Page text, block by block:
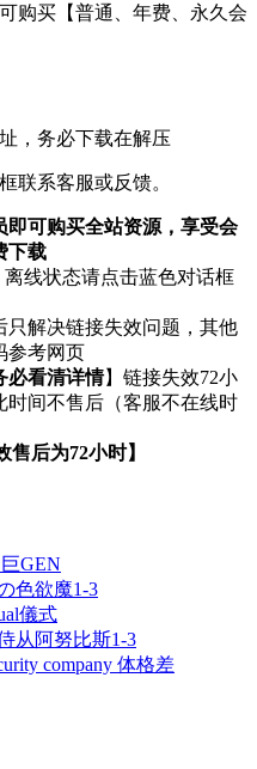
购买【普通、年费、永久会
，务必下载在解压
联系客服或反馈。
即可购买全站资源，享受会
下载
离线状态请点击蓝色对话框
只解决链接失效问题，其他
参考网页
必看清详情】链接失效72小
时间不售后（客服不在线时
售后为72小时】
GEN
色欲魔1-3
儀式
从阿努比斯1-3
company 体格差